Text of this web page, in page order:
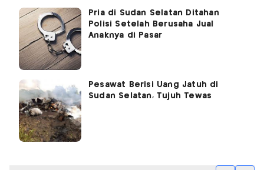
Pria di Sudan Selatan Ditahan
Polisi Setelah Berusaha Jual
Anaknya di Pasar
Pesawat Berisi Uang Jatuh di
Sudan Selatan, Tujuh Tewas